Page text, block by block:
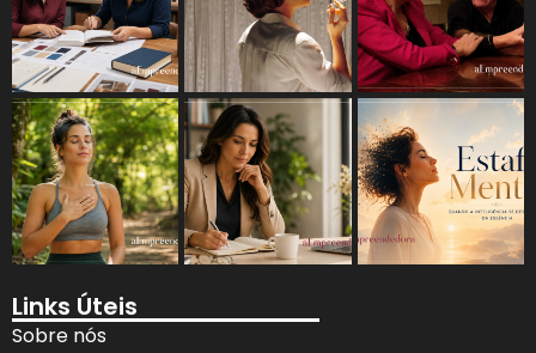
Links Úteis
Sobre nós